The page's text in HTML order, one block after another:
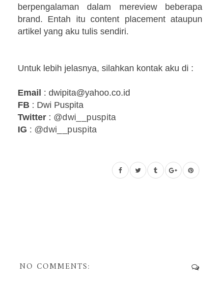
berpengalaman dalam mereview beberapa
brand. Entah itu content placement ataupun
artikel yang aku tulis sendiri.
Untuk lebih jelasnya, silahkan kontak aku di :
Email : dwipita@yahoo.co.id
FB : Dwi Puspita
Twitter : @dwi__puspita
IG : @dwi__puspita
NO COMMENTS: